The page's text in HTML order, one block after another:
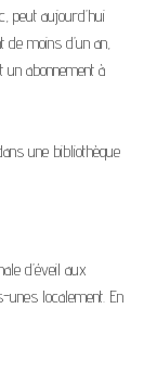
peut aujourd’hui
moins d’un an,
abonnement à
une bibliothèque
d’éveil aux
unes localement. En